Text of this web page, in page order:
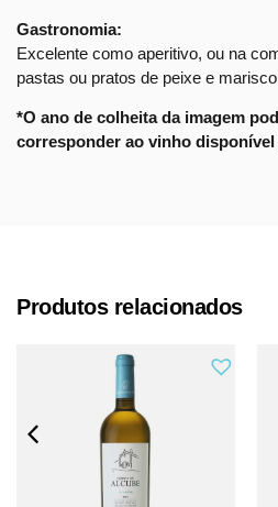
Gastronomia:
Excelente como aperitivo, ou na
pastas ou pratos de peixe e
*O ano de colheita da imagem
corresponder ao vinho disponível
Produtos relacionados